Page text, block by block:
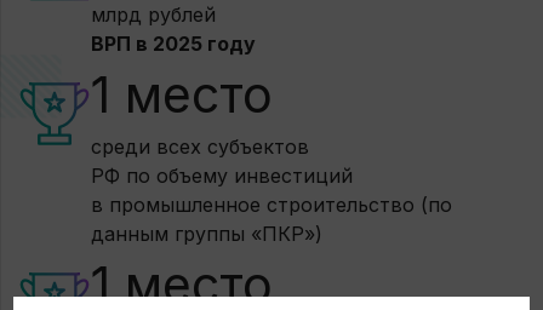
млрд рублей
ВРП в 2025 году
1 место
среди всех субъектов
РФ по объему инвестиций
в промышленное строительство (по
данным группы «ПКР»)
1 место